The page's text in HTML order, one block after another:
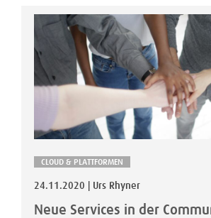
CLOUD & PLATTFORMEN
24.11.2020 | Urs Rhyner
Neue Services in der